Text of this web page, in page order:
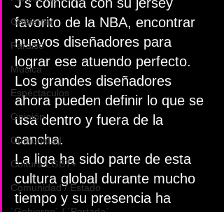
Gobierno
Paraiso
Música
Espéctaculos
Opinión
Comunidad
Cultura LGBT+
Comunidad / Estado
favorito de la NBA, encontrar
nuevos diseñadores para
lograr ese atuendo perfecto.
Los grandes diseñadores
ahora pueden definir lo que se
usa dentro y fuera de la
cancha.
La liga ha sido parte de esta
cultura global durante mucho
tiempo y su presencia ha